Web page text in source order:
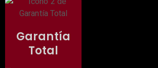
Garantía
Total